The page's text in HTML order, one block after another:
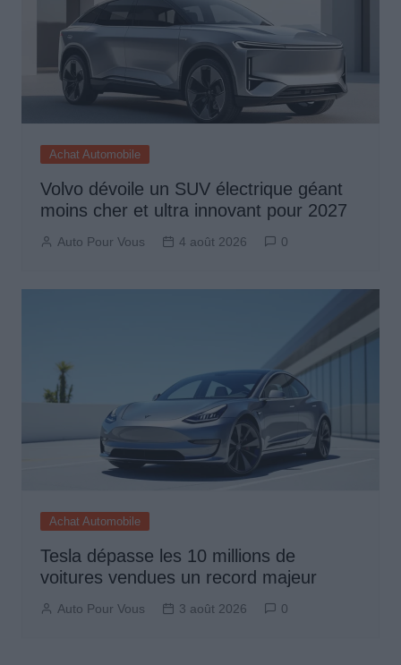
Achat Automobile
Volvo dévoile un SUV électrique géant
moins cher et ultra innovant pour 2027
Auto Pour Vous 4 août 2026 0
Achat Automobile
Tesla dépasse les 10 millions de
voitures vendues un record majeur
Auto Pour Vous 3 août 2026 0